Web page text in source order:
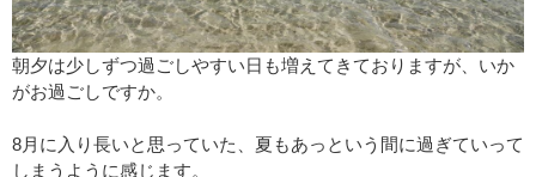
朝夕は少しずつ過ごしやすい日も増えてきておりますが、いか
がお過ごしですか。
8月に入り長いと思っていた、夏もあっという間に過ぎていって
しまうように感じます。